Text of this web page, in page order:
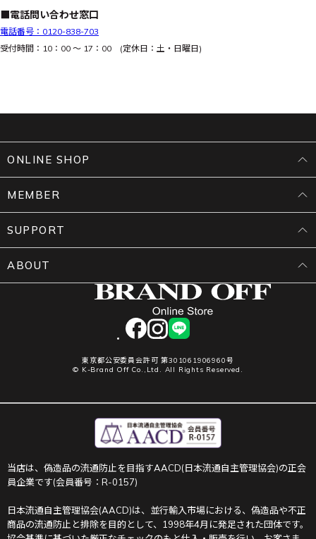
■電話問い合わせ窓口
電話番号：0120-838-703
受付時間：10：00 ～ 17：00 (定休日：土・日曜日)
facebookinstagram
LINE
東京都公安委員会許可 第301061906960号
© K-Brand Off Co.,Ltd. All Rights Reserved.
ONLINE SHOP
MEMBER
SUPPORT
ABOUT
当店は、偽造品の流通防止を目指すAACD(日本流通自主管理協会)の正会
員企業です(会員番号：R-0157)
日本流通自主管理協会(AACD)は、並行輸入市場における、偽造品や不正
商品の流通防止と排除を目的として、1998年4月に発足された団体です。